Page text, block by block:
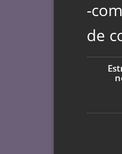
-
de